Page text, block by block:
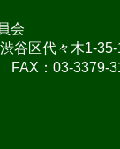
会
谷区代々木1-35-
FAX：03-3379-